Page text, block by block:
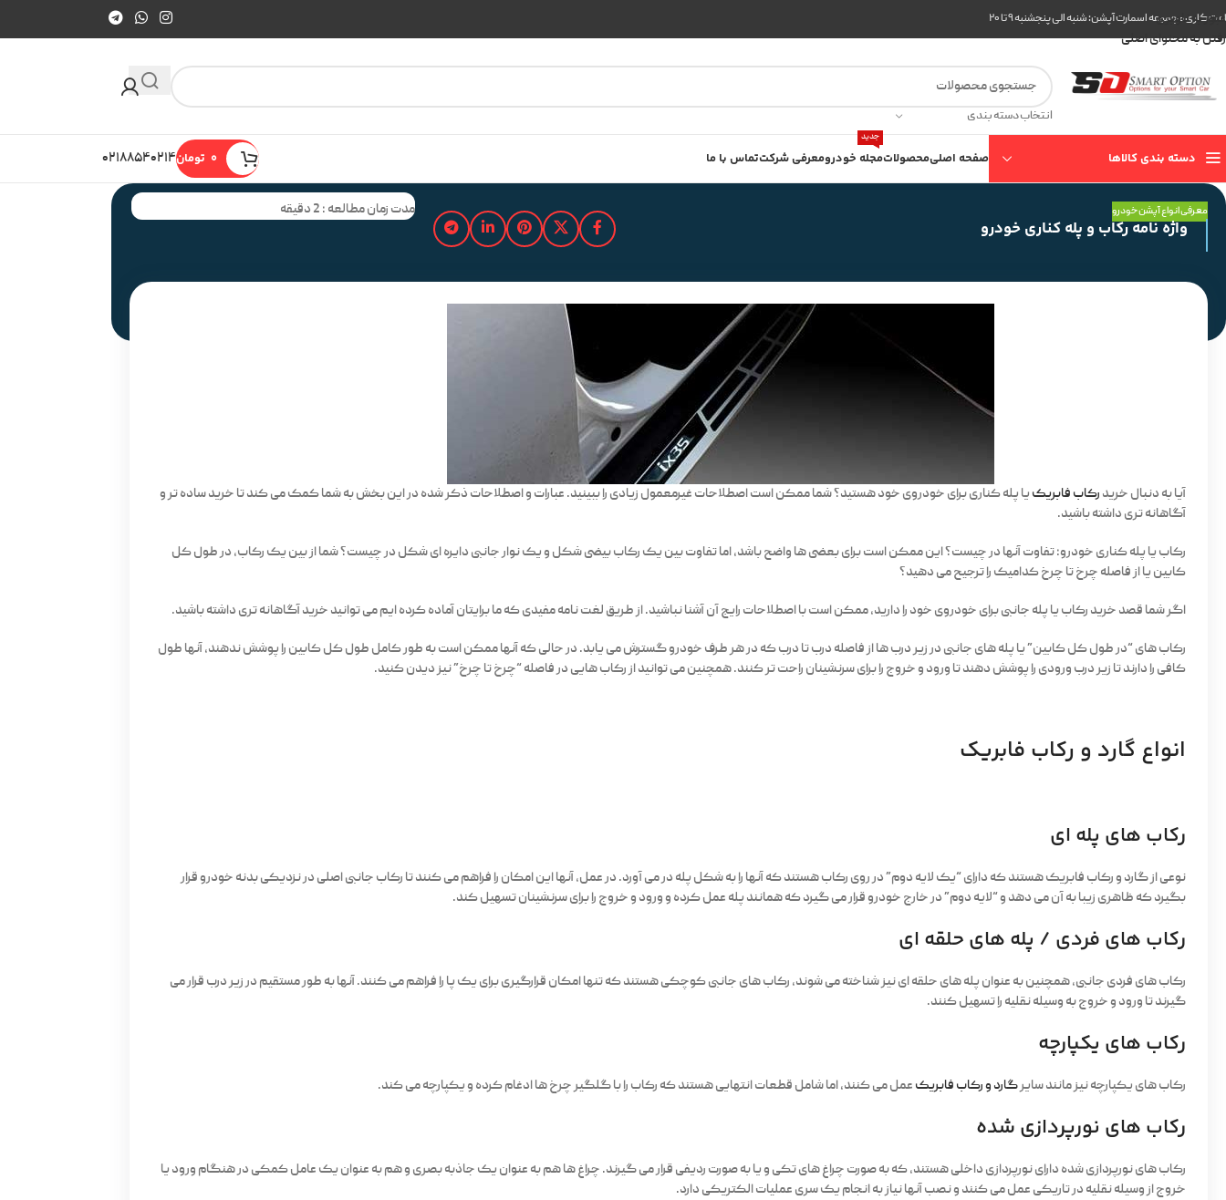
عبور به ناوبری
رفتن به محتوای اصلی
کاری مجموعه اسمارت آپشن: شنبه الی پنجشنبه ۹ تا ۲۰
انتخاب دسته بندی
دسته بندی کالاها صفحه اصلیمحصولاتمجله خودرو
جدید
معرفی شرکتتماس با ما تومان۰۲۱۸۸۵۴۰۲۱۴
معرفی انواع آپشن خودرو
واژه نامه رکاب و پله کناری خودرو
مدت زمان مطالعه : 2 دقیقه
آیا به دنبال خرید رکاب فابریک یا پله کناری برای خودروی خود هستید؟ شما ممکن است اصطلاحات غیرمعمول زیادی را ببینید. عبارات و اصطلاحات ذکر شده در این بخش به شما کمک می کند تا خرید ساده تر و
آگاهانه تری داشته باشید.
رکاب یا پله کناری خودرو: تفاوت آنها در چیست؟ این ممکن است برای بعضی ها واضح باشد، اما تفاوت بین یک رکاب بیضی شکل و یک نوار جانبی دایره ای شکل در چیست؟ شما از بین یک رکاب، در طول کل
کابین یا از فاصله چرخ تا چرخ کدامیک را ترجیح می دهید؟
اگر شما قصد خرید رکاب یا پله جانبی برای خودروی خود را دارید، ممکن است با اصطلاحات رایج آن آشنا نباشید. از طریق لغت نامه مفیدی که ما برایتان آماده کرده ایم می توانید خرید آگاهانه تری داشته باشید.
رکاب های “در طول کل کابین” یا پله های جانبی در زیر درب ها از فاصله درب تا درب که در هر طرف خودرو گسترش می یابد. در حالی که آنها ممکن است به طور کامل طول کل کابین را پوشش ندهند، آنها طول
کافی را دارند تا زیر درب ورودی را پوشش دهند تا ورود و خروج را برای سرنشینان راحت تر کنند. همچنین می توانید از رکاب هایی در فاصله “چرخ تا چرخ” نیز دیدن کنید.
انواع گارد و رکاب فابریک
رکاب های پله ای
نوعی از گارد و رکاب فابریک هستند که دارای “یک لایه دوم” در روی رکاب هستند که آنها را به شکل پله در می آورد. در عمل، آنها این امکان را فراهم می کنند تا رکاب جانبی اصلی در نزدیکی بدنه خودرو قرار
بگیرد که ظاهری زیبا به آن می دهد و “لایه دوم” در خارج خودرو قرار می گیرد که همانند پله عمل کرده و ورود و خروج را برای سرنشینان تسهیل کند.
رکاب های فردی / پله های حلقه ای
رکاب های فردی جانبی، همچنین به عنوان پله های حلقه ای نیز شناخته می شوند، رکاب های جانبی کوچکی هستند که تنها امکان قرارگیری برای یک پا را فراهم می کنند. آنها به طور مستقیم در زیر درب قرار می
گیرند تا ورود و خروج به وسیله نقلیه را تسهیل کنند.
رکاب های یکپارچه
رکاب های یکپارچه نیز مانند سایرگارد و رکاب فابریک عمل می کنند، اما شامل قطعات انتهایی هستند که رکاب را با گلگیر چرخ ها ادغام کرده و یکپارچه می کند.
رکاب های نورپردازی شده
رکاب های نورپردازی شده دارای نورپردازی داخلی هستند، که به صورت چراغ های تکی و یا به صورت ردیفی قرار می گیرند. چراغ ها هم به عنوان یک جاذبه بصری و هم به عنوان یک عامل کمکی در هنگام ورود یا
خروج از وسیله نقلیه در تاریکی عمل می کنند و نصب آنها نیاز به انجام یک سری عملیات الکتریکی دارد.